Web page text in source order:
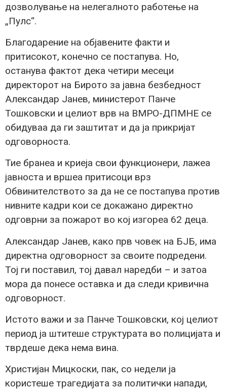
дозволување на нелегалното работење на
„Пулс“.
Благодарение на објавените факти и
притисокот, конечно се постапува. Но,
останува фактот дека четири месеци
директорот на Бирото за јавна безбедност
Александар Јанев, министерот Панче
Тошковски и целиот врв на ВМРО-ДПМНЕ се
обидуваа да ги заштитат и да ја прикријат
одговорноста.
Тие бранеа и криеја свои функционери, лажеа
јавноста и вршеа притисоци врз
Обвинителството за да не се постапува против
нивните кадри кои се докажано директно
одговрни за пожарот во кој изгореа 62 деца.
Александар Јанев, како прв човек на БЈБ, има
директна одговорност за своите подредени.
Тој ги поставил, тој давал наредби – и затоа
мора да понесе оставка и да следи кривична
одговорност.
Истото важи и за Панче Тошковски, кој целиот
период ја штитеше структурата во полицијата и
тврдеше дека нема вина.
Христијан Мицкоски, пак, со недели ја
користеше трагедијата за политички напади,